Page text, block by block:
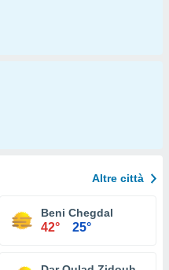
Altre città
Beni Chegdal
42° 25°